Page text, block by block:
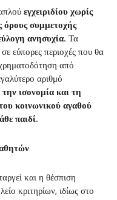
εγχειριδίου χωρίς
όρους συμμετοχής
ανησυχία. Τα
εύπορες περιοχές που θα
από
αριθμό
ισονομία και τη
κοινωνικού αγαθού
παιδί.
και η θέσπιση
κριτηρίων, ιδίως στο